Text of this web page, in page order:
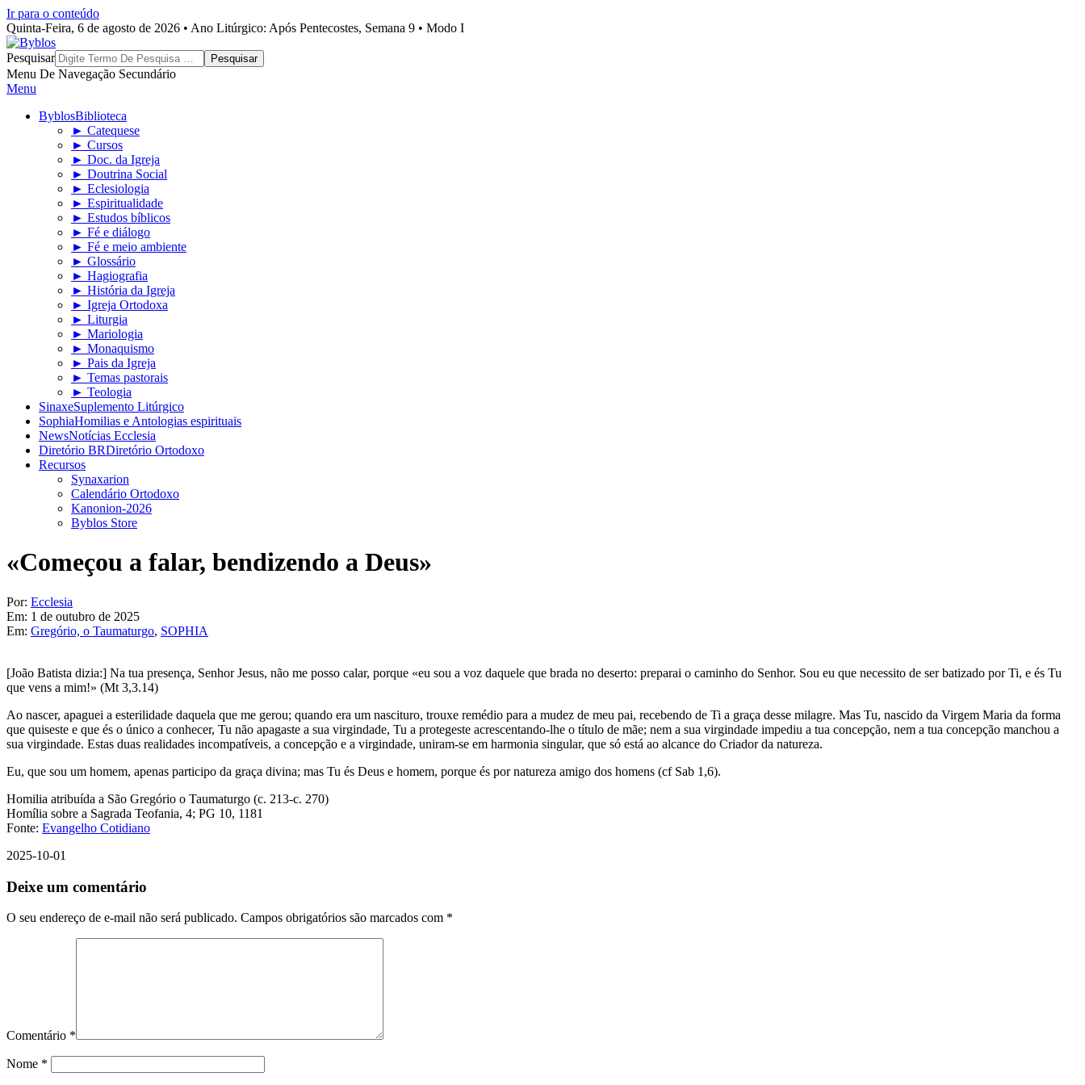
Ir para o conteúdo
Quinta-Feira, 6 de agosto de 2026 • Ano Litúrgico: Após Pentecostes, Semana 9 • Modo I
Byblos
Pesquisar
Menu De Navegação Secundário
Menu
ByblosBiblioteca
► Catequese
► Cursos
► Doc. da Igreja
► Doutrina Social
► Eclesiologia
► Espiritualidade
► Estudos bíblicos
► Fé e diálogo
► Fé e meio ambiente
► Glossário
► Hagiografia
► História da Igreja
► Igreja Ortodoxa
► Liturgia
► Mariologia
► Monaquismo
► Pais da Igreja
► Temas pastorais
► Teologia
SinaxeSuplemento Litúrgico
SophiaHomilias e Antologias espirituais
NewsNotícias Ecclesia
Diretório BRDiretório Ortodoxo
Recursos
Synaxarion
Calendário Ortodoxo
Kanonion-2026
Byblos Store
«Começou a falar, bendizendo a Deus»
Por: Ecclesia
Em: 1 de outubro de 2025
Em: Gregório, o Taumaturgo, SOPHIA
[João Batista dizia:] Na tua presença, Senhor Jesus, não me posso calar, porque «eu sou a voz daquele que brada no deserto: preparai o caminho do Senhor. Sou eu que necessito de ser batizado por Ti, e és Tu
que vens a mim!» (Mt 3,3.14)
Ao nascer, apaguei a esterilidade daquela que me gerou; quando era um nascituro, trouxe remédio para a mudez de meu pai, recebendo de Ti a graça desse milagre. Mas Tu, nascido da Virgem Maria da forma
que quiseste e que és o único a conhecer, Tu não apagaste a sua virgindade, Tu a protegeste acrescentando-lhe o título de mãe; nem a sua virgindade impediu a tua concepção, nem a tua concepção manchou a
sua virgindade. Estas duas realidades incompatíveis, a concepção e a virgindade, uniram-se em harmonia singular, que só está ao alcance do Criador da natureza.
Eu, que sou um homem, apenas participo da graça divina; mas Tu és Deus e homem, porque és por natureza amigo dos homens (cf Sab 1,6).
Homilia atribuída a São Gregório o Taumaturgo (c. 213-c. 270)
Homília sobre a Sagrada Teofania, 4; PG 10, 1181
Fonte: Evangelho Cotidiano
2025-10-01
Deixe um comentário
O seu endereço de e-mail não será publicado. Campos obrigatórios são marcados com *
Comentário *
Nome *